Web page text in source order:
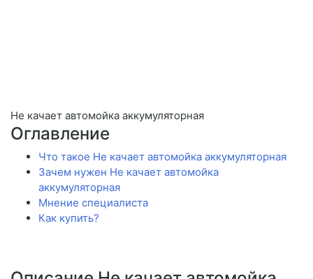
Не качает автомойка аккумуляторная
Оглавление
Что такое Не качает автомойка аккумуляторная
Зачем нужен Не качает автомойка
аккумуляторная
Мнение специалиста
Как купить?